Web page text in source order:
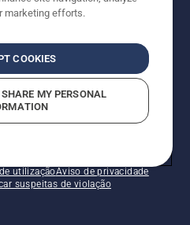
utilizaçãoAviso de privacidade
suspeitas de violação
marketing efforts.
COOKIES
MY PERSONAL